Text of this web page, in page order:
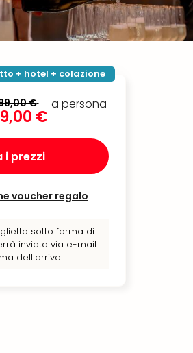
+ hotel + colazione
€
€
a persona
i prezzi
voucher regalo
sotto forma di
inviato via e-mail
dell'arrivo.